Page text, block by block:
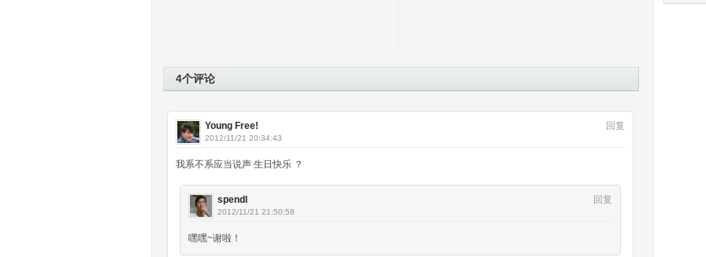
4个评论
Young Free!
2012/11/21 20:34:43
回复
我系不系应当说声 生日快乐 ？
spendl
2012/11/21 21:50:58
回复
嘿嘿~谢啦！